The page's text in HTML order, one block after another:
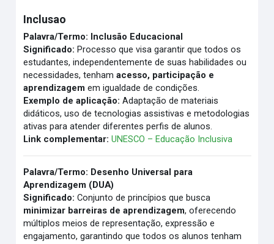
Inclusao
Palavra/Termo: Inclusão Educacional
Significado: Processo que visa garantir que todos os
estudantes, independentemente de suas habilidades ou
necessidades, tenham acesso, participação e
aprendizagem em igualdade de condições.
Exemplo de aplicação: Adaptação de materiais
didáticos, uso de tecnologias assistivas e metodologias
ativas para atender diferentes perfis de alunos.
Link complementar: UNESCO – Educação Inclusiva
Palavra/Termo: Desenho Universal para
Aprendizagem (DUA)
Significado: Conjunto de princípios que busca
minimizar barreiras de aprendizagem, oferecendo
múltiplos meios de representação, expressão e
engajamento, garantindo que todos os alunos tenham